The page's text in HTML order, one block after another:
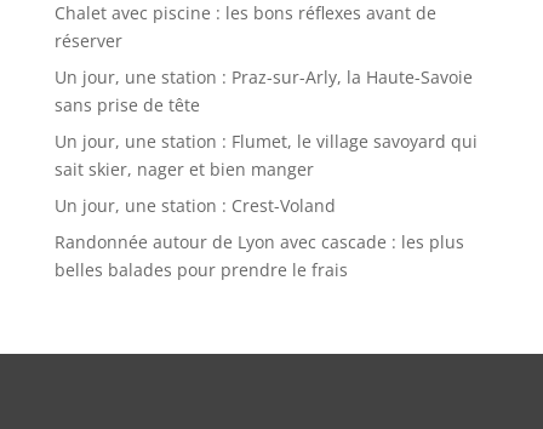
Chalet avec piscine : les bons réflexes avant de
réserver
Un jour, une station : Praz-sur-Arly, la Haute-Savoie
sans prise de tête
Un jour, une station : Flumet, le village savoyard qui
sait skier, nager et bien manger
Un jour, une station : Crest-Voland
Randonnée autour de Lyon avec cascade : les plus
belles balades pour prendre le frais